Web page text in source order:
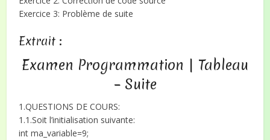
Exercice 3: Problème de suite
Extrait :
Examen Programmation | Tableau
– Suite
1.QUESTIONS DE COURS:
1.1.Soit l’initialisation suivante:
int ma_variable=9;